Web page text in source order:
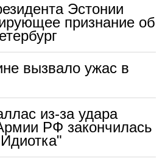
Эстонии
признание об
вызвало ужас в
из-за удара
РФ закончилась